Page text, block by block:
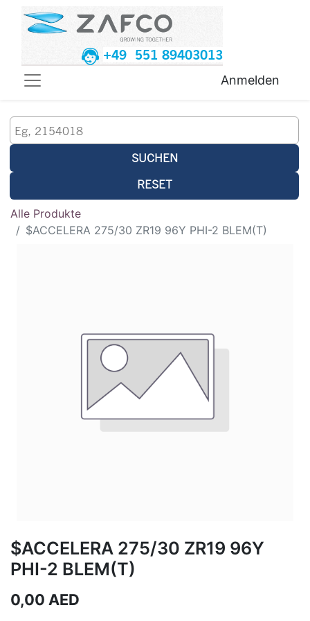
+49 551 89403013
Anmelden
SUCHEN
RESET
Alle Produkte
$ACCELERA 275/30 ZR19 96Y PHI-2 BLEM(T)
$ACCELERA 275/30 ZR19 96Y
PHI-2 BLEM(T)
0,00 AED